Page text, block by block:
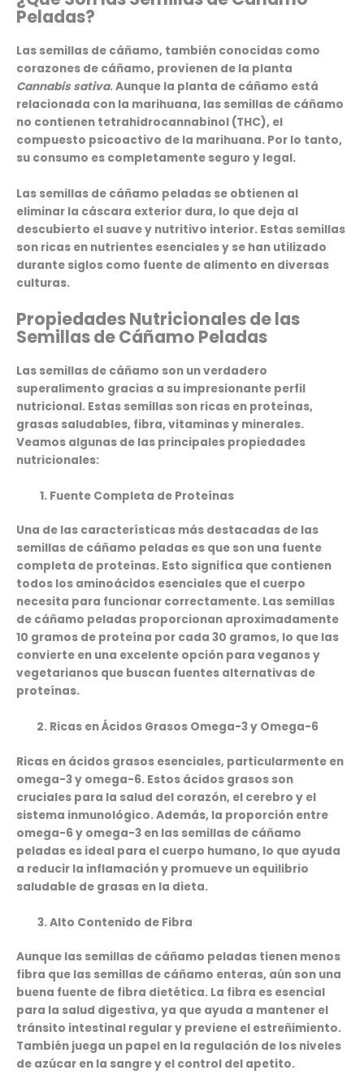
Peladas?
Las semillas de cáñamo, también conocidas como
corazones de cáñamo, provienen de la planta
Cannabis sativa. Aunque la planta de cáñamo está
relacionada con la marihuana, las semillas de cáñamo
no contienen tetrahidrocannabinol (THC), el
compuesto psicoactivo de la marihuana. Por lo tanto,
su consumo es completamente seguro y legal.
Las semillas de cáñamo peladas se obtienen al
eliminar la cáscara exterior dura, lo que deja al
descubierto el suave y nutritivo interior. Estas semillas
son ricas en nutrientes esenciales y se han utilizado
durante siglos como fuente de alimento en diversas
culturas.
Propiedades Nutricionales de las
Semillas de Cáñamo Peladas
Las semillas de cáñamo son un verdadero
superalimento gracias a su impresionante perfil
nutricional. Estas semillas son ricas en proteínas,
grasas saludables, fibra, vitaminas y minerales.
Veamos algunas de las principales propiedades
nutricionales:
Fuente Completa de Proteínas
Una de las características más destacadas de las
semillas de cáñamo peladas es que son una fuente
completa de proteínas. Esto significa que contienen
todos los aminoácidos esenciales que el cuerpo
necesita para funcionar correctamente. Las semillas
de cáñamo peladas proporcionan aproximadamente
10 gramos de proteína por cada 30 gramos, lo que las
convierte en una excelente opción para veganos y
vegetarianos que buscan fuentes alternativas de
proteínas.
Ricas en Ácidos Grasos Omega-3 y Omega-6
Ricas en ácidos grasos esenciales, particularmente en
omega-3 y omega-6. Estos ácidos grasos son
cruciales para la salud del corazón, el cerebro y el
sistema inmunológico. Además, la proporción entre
omega-6 y omega-3 en las semillas de cáñamo
peladas es ideal para el cuerpo humano, lo que ayuda
a reducir la inflamación y promueve un equilibrio
saludable de grasas en la dieta.
Alto Contenido de Fibra
Aunque las semillas de cáñamo peladas tienen menos
fibra que las semillas de cáñamo enteras, aún son una
buena fuente de fibra dietética. La fibra es esencial
para la salud digestiva, ya que ayuda a mantener el
tránsito intestinal regular y previene el estreñimiento.
También juega un papel en la regulación de los niveles
de azúcar en la sangre y el control del apetito.